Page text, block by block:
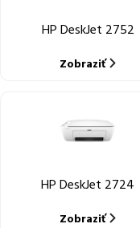
HP DeskJet 2752
Zobraziť
HP DeskJet 2724
Zobraziť